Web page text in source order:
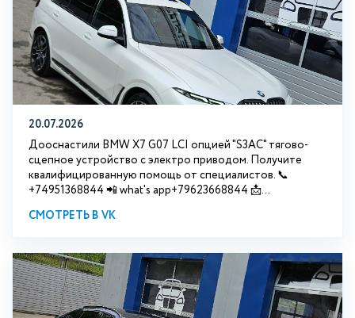
20.07.2026
Дооснастили BMW Х7 G07 LCI опцией "S3АС" тягово-
сцепное устройство с электро приводом. Получите
квалифицированную помощь от специалистов. 📞
+74951368844 📲 what's app+79623668844 📩...
СМОТРЕТЬ В VK